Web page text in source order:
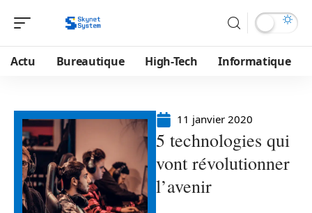
Actu Bureautique High-Tech Informatique
11 janvier 2020
5 technologies qui
vont révolutionner
l’avenir